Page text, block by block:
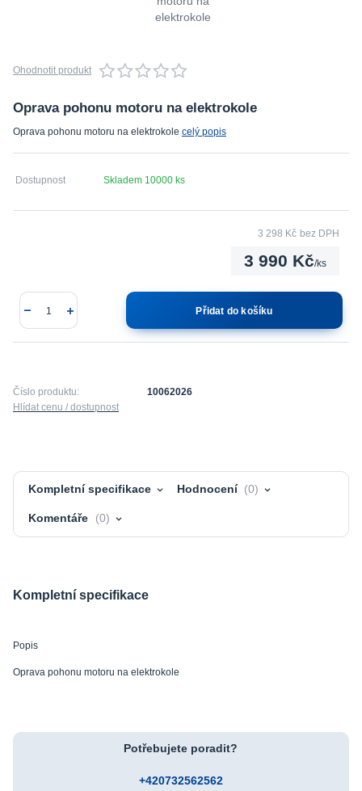
Ohodnotit produkt
Oprava pohonu motoru na elektrokole
Oprava pohonu motoru na elektrokole celý popis
Dostupnost Skladem 10000 ks
3 990 Kč/ks
3 298 Kč bez DPH
Přidat do košíku
Číslo produktu:
10062026
Hlídat cenu / dostupnost
Kompletní specifikace Hodnocení 0
Komentáře 0
Kompletní specifikace
Popis
Oprava pohonu motoru na elektrokole
Potřebujete poradit?
+420732562562